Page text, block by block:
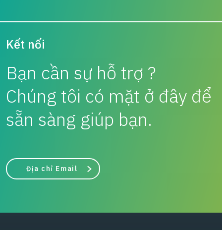
Kết nối
Bạn cần sự hỗ trợ ?
Chúng tôi có mặt ở đây để
sẵn sàng giúp bạn.
Địa chỉ Email